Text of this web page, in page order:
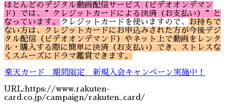
ほとんどのデジタル動画配信サービス（ビデオオンデマン
ド）では、”クレジットカードによる決済（お支払い）”と
なっています。
クレジットカードを使いますので、
お持ちで
ない方は、クレジットカードにお申込みされた方が今後デジ
タル配信（ビデオオンデマンド）やネット上で動画をレンタ
ル・購入する際に簡単に決済（お支払い）でき、ストレスな
くスムーズにドラマ鑑賞できます。
楽天カード 期間限定 新規入会キャンペーン実施中！
URL:https://www.rakuten-
card.co.jp/campaign/rakuten_card/